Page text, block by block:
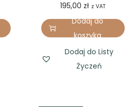
195,00 zł z VAT
Dodaj do
koszyka
Dodaj do Listy
Życzeń